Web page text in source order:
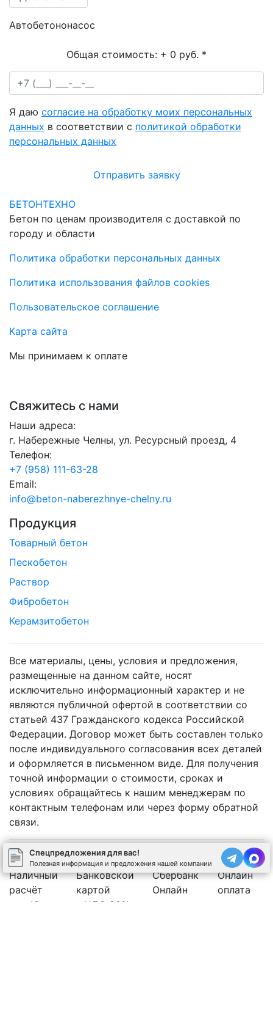
Автобетононасос
Общая стоимость: + 0 руб. *
Я даю согласие на обработку моих персональных
данных в соответствии с политикой обработки
персональных данных
Отправить заявку
БЕТОНТЕХНО
Бетон по ценам производителя с доставкой по
городу и области
Политика обработки персональных данных
Политика использования файлов cookies
Пользовательское соглашение
Карта сайта
Мы принимаем к оплате
Свяжитесь с нами
Наши адреса:
г. Набережные Челны, ул. Ресурсный проезд, 4
Телефон:
+7 (958) 111-63-28
Email:
info@beton-naberezhnye-chelny.ru
Продукция
Товарный бетон
Пескобетон
Раствор
Фибробетон
Керамзитобетон
Все материалы, цены, условия и предложения,
размещенные на данном сайте, носят
исключительно информационный характер и не
являются публичной офертой в соответствии со
статьей 437 Гражданского кодекса Российской
Федерации. Договор может быть составлен только
после индивидуального согласования всех деталей
и оформляется в письменном виде. Для получения
точной информации о стоимости, сроках и
условиях обращайтесь к нашим менеджерам по
контактным телефонам или через форму обратной
связи.
Наличный
расчёт
Банковской
картой
Сбербанк
Онлайн
Онлайн
оплата
Юр.лицо с НДС 20%
Спецпредложения для вас!
Полезная информация и предложения нашей компании